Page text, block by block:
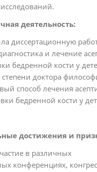
деятельность:
диссертационную
и лечение
бедренной кости у
доктора
способ лечения
бедренной кости у
достижения и
в различных
конференциях,